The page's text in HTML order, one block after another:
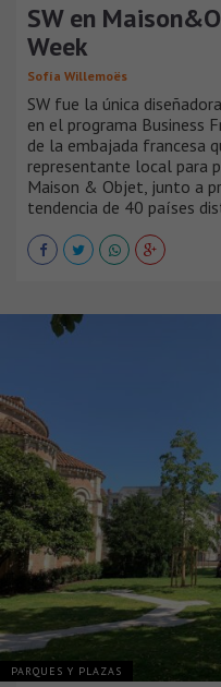
SW en
Week
Sofía Willemoës
SW fue la única
en el programa Business
de la embajada francesa
representante local para
Maison & Objet, junto a
tendencia de 40 países
PARQUES Y PLAZAS